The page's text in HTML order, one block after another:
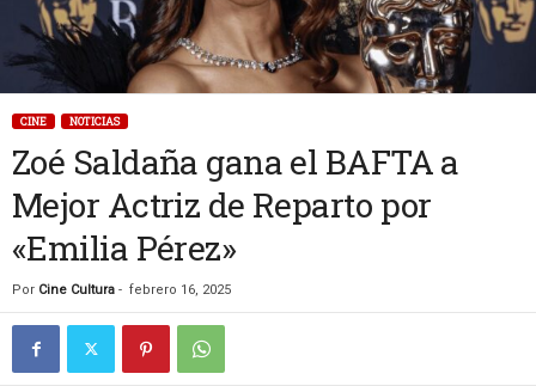
CINE NOTICIAS
Zoé Saldaña gana el BAFTA a
Mejor Actriz de Reparto por
«Emilia Pérez»
Por Cine Cultura - febrero 16, 2025